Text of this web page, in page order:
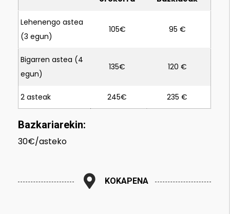
Lehenengo astea
(3 egun)
105€ 95 €
Bigarren astea (4
egun)
135€ 120 €
2 asteak 245€ 235 €
Bazkariarekin:
30€/asteko
KOKAPENA